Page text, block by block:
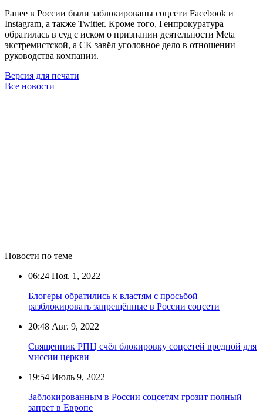
Ранее в России были заблокированы соцсети Facebook и
Instagram, а также Twitter. Кроме того, Генпрокуратура
обратилась в суд с иском о признании деятельности Meta
экстремистской, а СК завёл уголовное дело в отношении
руководства компании.
Версия для печати
Все новости
Новости по теме
06:24 Ноя. 1, 2022
Блогеры обратились к властям с просьбой
разблокировать запрещённые в России соцсети
20:48 Авг. 9, 2022
Священник РПЦ счёл блокировку соцсетей вредной для
миссии церкви
19:54 Июль 9, 2022
Заблокированным в России соцсетям грозит полный
запрет в Европе